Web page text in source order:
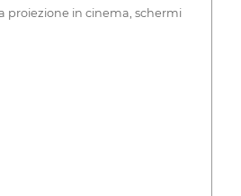
proiezione in cinema, schermi